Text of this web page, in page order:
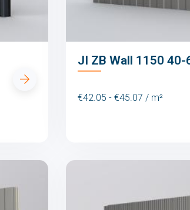
JI ZB Wall 1150 40-
€42.05 - €45.07 / m²